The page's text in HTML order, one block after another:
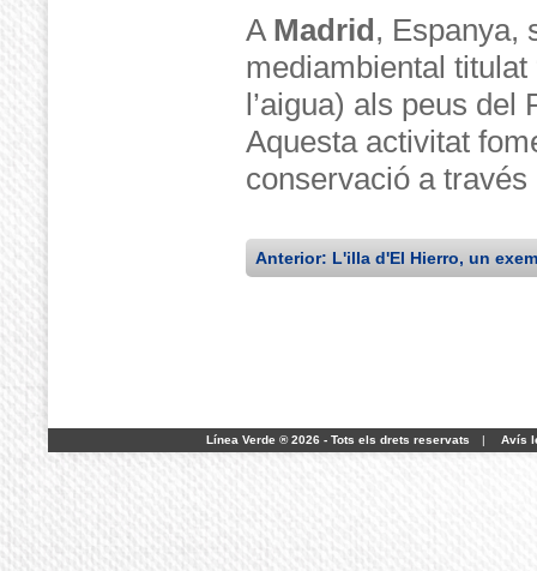
A Madrid, Espanya,
mediambiental
l’aigua) als peus
Aquesta activitat
conservació a
Anterior: L'illa d'El Hierro, un
Línea Verde ® 2026 - Tots els drets reservats | Avís